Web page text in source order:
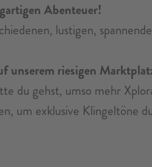
Abenteuer!
lustigen,
unserem riesigen
du gehst, umso mehr
um exklusive